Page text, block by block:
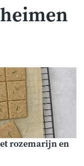
rozemarijn en